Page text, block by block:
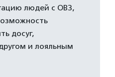
людей с ОВЗ,
досуг,
и лояльным